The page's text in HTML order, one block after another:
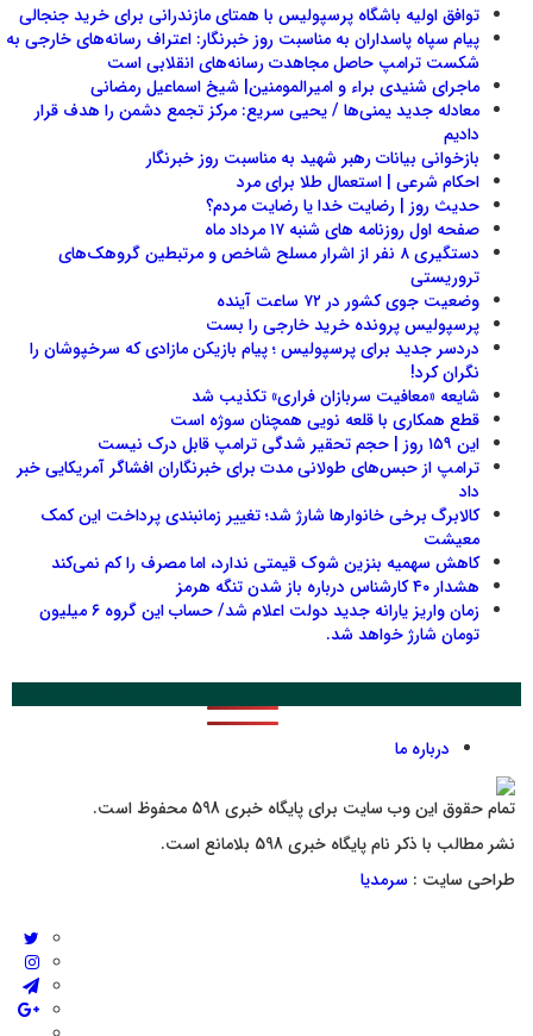
توافق اولیه باشگاه پرسپولیس با همتای مازندرانی برای خرید جنجالی
پیام سپاه پاسداران به مناسبت روز خبرنگار: اعتراف رسانه‌های خارجی به
شکست ترامپ حاصل مجاهدت رسانه‌های انقلابی است
ماجرای شنیدی براء و امیرالمومنین| شیخ اسماعیل رمضانی
معادله جدید یمنی‌ها / یحیی سریع: مرکز تجمع دشمن را هدف قرار
دادیم
بازخوانی بیانات رهبر شهید به مناسبت روز خبرنگار
احکام شرعی | استعمال طلا برای مرد
حدیث روز | رضایت خدا یا رضایت مردم؟
صفحه اول روزنامه‌ های شنبه ۱۷ مرداد ماه
دستگیری ۸ نفر از اشرار مسلح شاخص و مرتبطین گروهک‌های
تروریستی
وضعیت جوی کشور در ۷۲ ساعت آینده
پرسپولیس پرونده خرید خارجی را بست
دردسر جدید برای پرسپولیس ؛ پیام بازیکن مازادی که سرخپوشان را
نگران کرد!
شایعه «معافیت سربازان فراری» تکذیب شد
قطع همکاری با قلعه نویی همچنان سوژه است
این ۱۵۹ روز | حجم تحقیر شدگی ترامپ قابل درک نیست
ترامپ از حبس‌های طولانی مدت برای خبرنگاران افشاگر آمریکایی خبر
داد
کالابرگ برخی خانوارها شارژ شد؛ تغییر زمانبندی پرداخت این کمک
معیشت
کاهش سهمیه بنزین شوک قیمتی ندارد، اما مصرف را کم نمی‌کند
هشدار ۴۰ کارشناس درباره باز شدن تنگه هرمز
زمان واریز یارانه جدید دولت اعلام شد/ حساب این گروه ۶ میلیون
تومان شارژ خواهد شد.
درباره ما
تمام حقوق این وب سایت برای پایگاه خبری 598 محفوظ است.
نشر مطالب با ذکر نام پایگاه خبری 598 بلامانع است.
طراحی سایت : سرمدیا